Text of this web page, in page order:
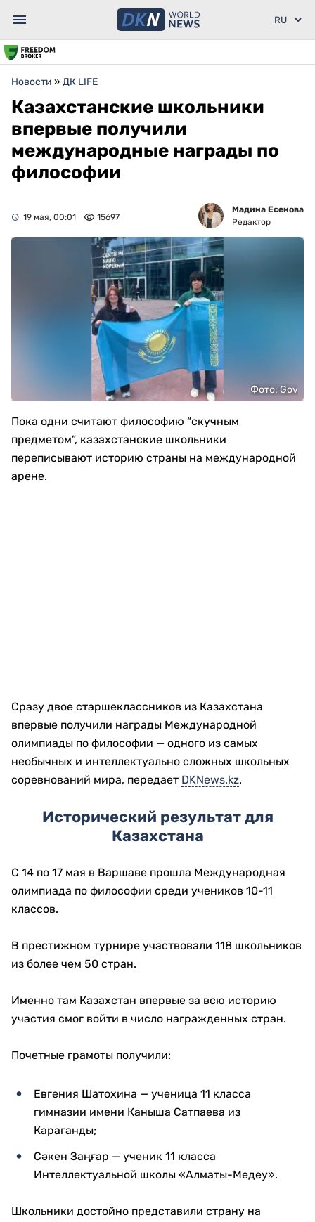
Новости » ДК LIFE
Казахстанские школьники
впервые получили
международные награды по
философии
19 мая, 00:01 15697
Мадина Есенова
Редактор
Фото: Gov
Пока одни считают философию “скучным
предметом”, казахстанские школьники
переписывают историю страны на международной
арене.
Сразу двое старшеклассников из Казахстана
впервые получили награды Международной
олимпиады по философии — одного из самых
необычных и интеллектуально сложных школьных
соревнований мира, передает DKNews.kz.
Исторический результат для
Казахстана
С 14 по 17 мая в Варшаве прошла Международная
олимпиада по философии среди учеников 10-11
классов.
В престижном турнире участвовали 118 школьников
из более чем 50 стран.
Именно там Казахстан впервые за всю историю
участия смог войти в число награжденных стран.
Почетные грамоты получили:
Евгения Шатохина — ученица 11 класса
гимназии имени Каныша Сатпаева из
Караганды;
Сәкен Заңғар — ученик 11 класса
Интеллектуальной школы «Алматы-Медеу».
Школьники достойно представили страну на